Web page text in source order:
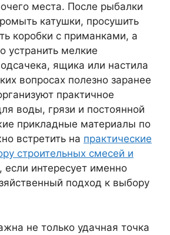
места. После рыбалки
катушки, просушить
коробки с приманками, а
устранить мелкие
ящика или настила
вопросах полезно заранее
практичное
воды, грязи и постоянной
прикладные материалы по
встретить на практические
строительных смесей и
, если интересует именно
подход к выбору
не только удачная точка